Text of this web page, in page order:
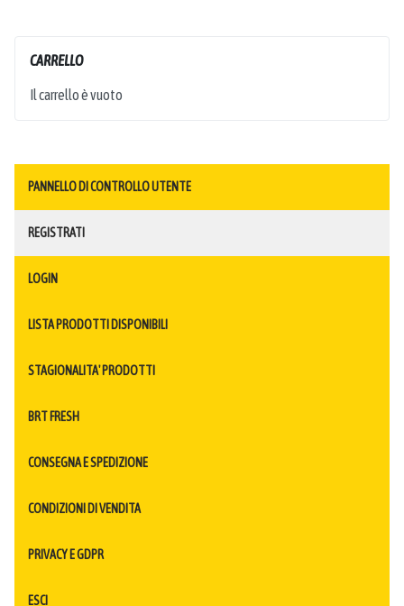
CARRELLO
Il carrello è vuoto
PANNELLO DI CONTROLLO UTENTE
REGISTRATI
LOGIN
LISTA PRODOTTI DISPONIBILI
STAGIONALITA' PRODOTTI
BRT FRESH
CONSEGNA E SPEDIZIONE
CONDIZIONI DI VENDITA
PRIVACY E GDPR
ESCI